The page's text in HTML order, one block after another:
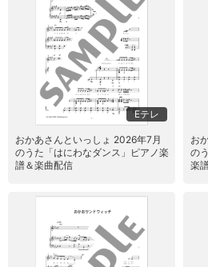
Eテレ
おかあさんといっしょ 2026年7月
のうた「はにわなダンス」ピアノ楽
譜＆楽曲配信
お
の
楽